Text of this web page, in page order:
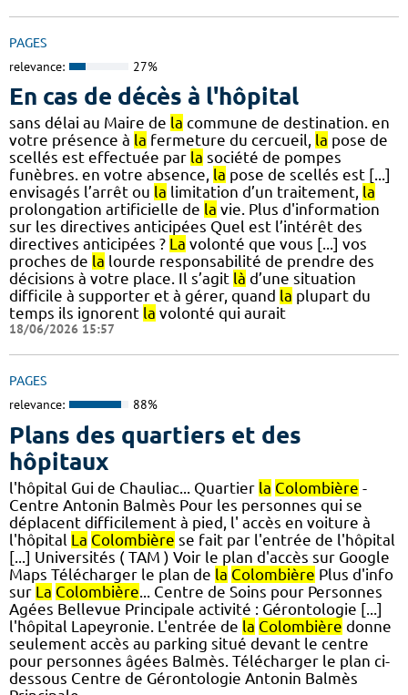
PAGES
relevance: 27%
En cas de décès à l'hôpital
sans délai au Maire de la commune de destination. en
votre présence à la fermeture du cercueil, la pose de
scellés est effectuée par la société de pompes
funèbres. en votre absence, la pose de scellés est [...]
envisagés l’arrêt ou la limitation d’un traitement, la
prolongation artificielle de la vie. Plus d'information
sur les directives anticipées Quel est l’intérêt des
directives anticipées ? La volonté que vous [...] vos
proches de la lourde responsabilité de prendre des
décisions à votre place. Il s’agit là d’une situation
difficile à supporter et à gérer, quand la plupart du
temps ils ignorent la volonté qui aurait
18/06/2026 15:57
PAGES
relevance: 88%
Plans des quartiers et des
hôpitaux
l'hôpital Gui de Chauliac... Quartier la Colombière -
Centre Antonin Balmès Pour les personnes qui se
déplacent difficilement à pied, l' accès en voiture à
l'hôpital La Colombière se fait par l'entrée de l'hôpital
[...] Universités ( TAM ) Voir le plan d'accès sur Google
Maps Télécharger le plan de la Colombière Plus d'info
sur La Colombière ... Centre de Soins pour Personnes
Agées Bellevue Principale activité : Gérontologie [...]
l'hôpital Lapeyronie. L'entrée de la Colombière donne
seulement accès au parking situé devant le centre
pour personnes âgées Balmès. Télécharger le plan ci-
dessous Centre de Gérontologie Antonin Balmès